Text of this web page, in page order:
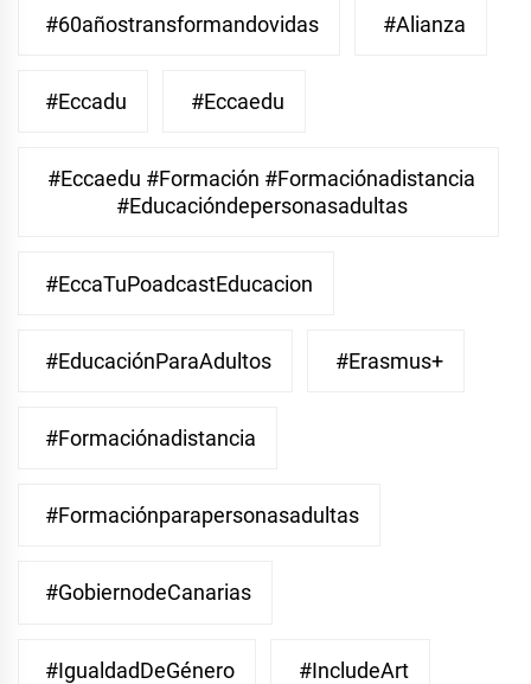
#60añostransformandovidas #Alianza
#eccadu #eccaedu
#eccaedu #formación #formaciónadistancia
#educacióndepersonasadultas
#EccaTuPoadcastEducacion
#EducaciónParaAdultos #Erasmus+
#Formaciónadistancia
#Formaciónparapersonasadultas
#GobiernodeCanarias
#IgualdadDeGénero #IncludeArt